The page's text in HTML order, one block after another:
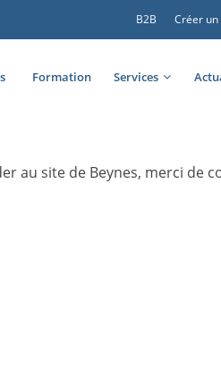
B2B Créer
Formation Services
au site de Beynes, merci de